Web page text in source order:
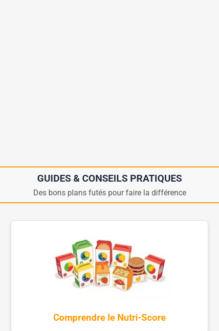
GUIDES & CONSEILS PRATIQUES
Des bons plans futés pour faire la différence
Comprendre le Nutri-Score